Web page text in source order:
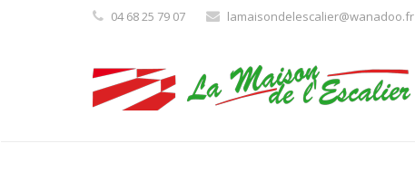
04 68 25 79 07 lamaisondelescalier@wanadoo.fr